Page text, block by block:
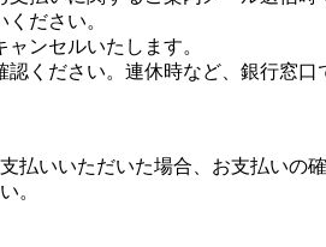
ださい。
ンセルいたします。
ください。連休時など、銀行窓
いいただいた場合、お支払いの
。